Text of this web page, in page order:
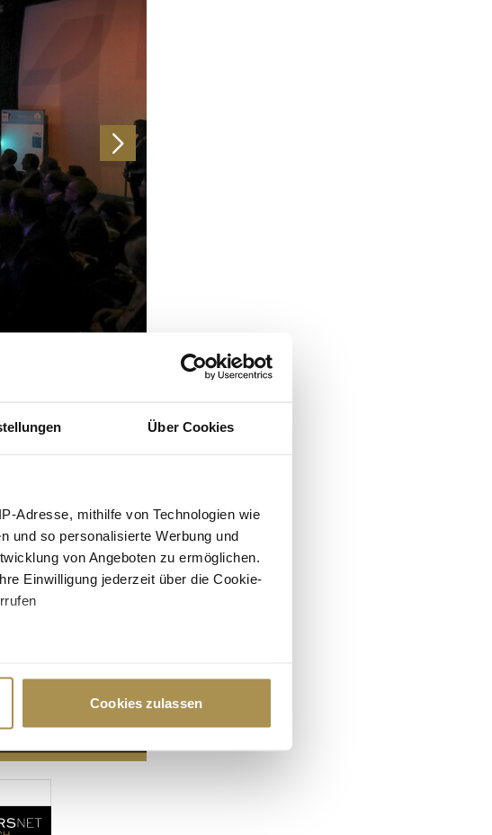
Über Cookies
Adresse, mithilfe von Technologien wie
und so personalisierte Werbung und
von Angeboten zu ermöglichen.
Einwilligung jederzeit über die Cookie-
legen Sie Ihre Präferenzen im
für soziale Medien anbieten zu können
Partner führen diese Informationen
Cookies zulassen